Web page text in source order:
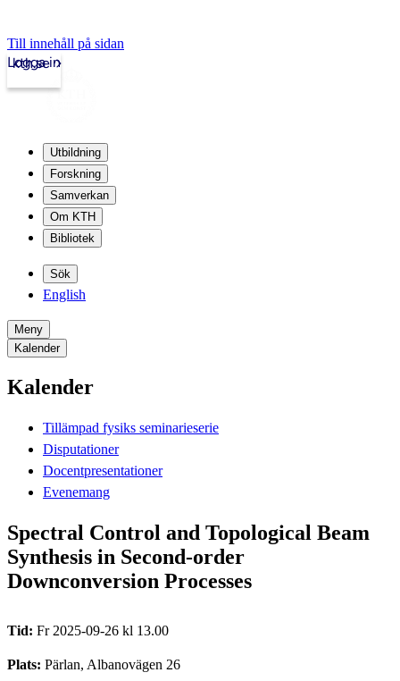
Till innehåll på sidan
kth.se
Logga in
Utbildning
Forskning
Samverkan
Om KTH
Bibliotek
Sök
English
Meny
Kalender
Kalender
Tillämpad fysiks seminarieserie
Disputationer
Docentpresentationer
Evenemang
Spectral Control and Topological Beam
Synthesis in Second-order
Downconversion Processes
Tid: Fr 2025-09-26 kl 13.00
Plats: Pärlan, Albanovägen 26